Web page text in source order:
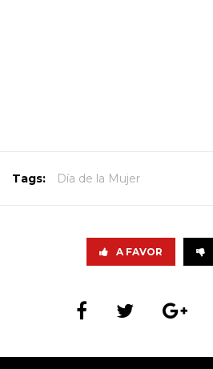
Tags: Día de la Mujer
A FAVOR